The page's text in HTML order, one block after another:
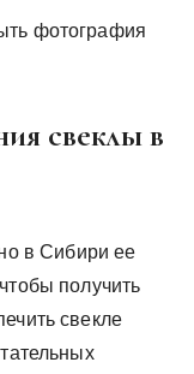
фотография
свеклы в
в Сибири ее
получить
свекле